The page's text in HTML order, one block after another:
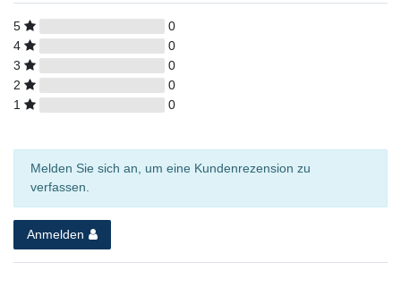
5
0
4
0
3
0
2
0
1
0
Melden Sie sich an, um eine Kundenrezension zu
verfassen.
Anmelden